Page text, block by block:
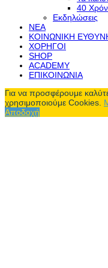
40
Εκδηλώσεις
ΝΕΑ
ΚΟΙΝΩΝΙΚΗ
ΧΟΡΗΓΟΙ
SHOP
ACADEMY
ΕΠΙΚΟΙΝΩΝΙΑ
Για να προσφέρουμε
χρησιμοποιούμε Cookies.
Αποδοχή